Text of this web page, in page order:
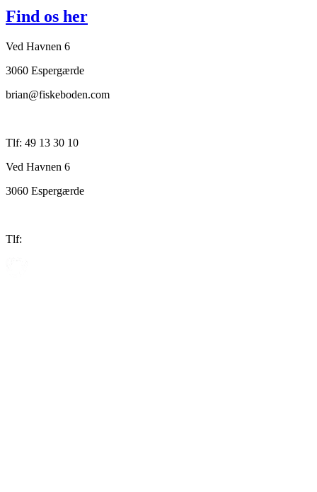
Find os her
Ved Havnen 6
3060 Espergærde
brian@fiskeboden.com
Tlf: 49 13 30 10
Ved Havnen 6
3060 Espergærde
Tlf: